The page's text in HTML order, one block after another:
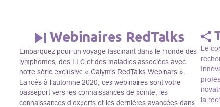
Webinaires RedTalks
Embarquez pour un voyage fascinant dans le monde des
lymphomes, des LLC et des maladies associées avec
notre série exclusive « Calym’s RedTalks Webinars ».
Lancés à l’automne 2020, ces webinaires sont votre
passeport vers les connaissances de pointe, les
connaissances d’experts et les dernières avancées dans
Le
la